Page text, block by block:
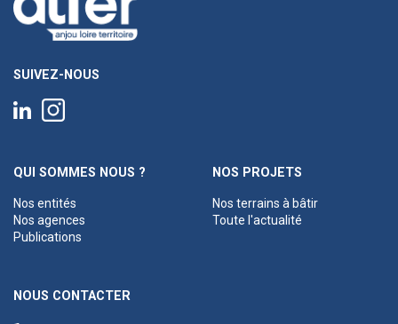
SUIVEZ-NOUS
QUI SOMMES NOUS ?
Nos entités
Nos agences
Publications
NOS PROJETS
Nos terrains à bâtir
Toute l'actualité
NOUS CONTACTER